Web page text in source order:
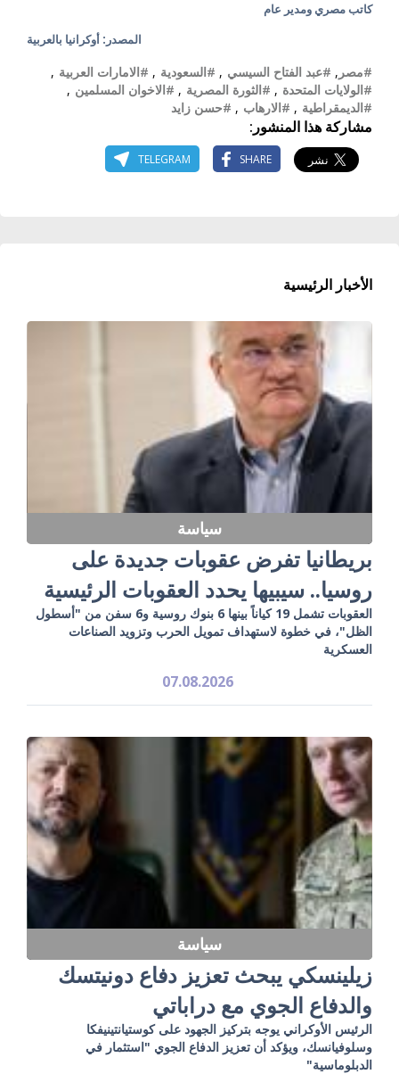
كاتب مصري ومدير عام
المصدر: أوكرانيا بالعربية
#مصر , #عبد الفتاح السيسي , #السعودية , #الامارات العربية ,
#الولايات المتحدة , #الثورة المصرية , #الاخوان المسلمين ,
#الديمقراطية , #الارهاب , #حسن زايد
مشاركة هذا المنشور:
SHARE
TELEGRAM
الأخبار الرئيسية
سياسة
بريطانيا تفرض عقوبات جديدة على
روسيا.. سيبيها يحدد العقوبات الرئيسية
العقوبات تشمل 19 كياناً بينها 6 بنوك روسية و6 سفن من "أسطول
الظل"، في خطوة لاستهداف تمويل الحرب وتزويد الصناعات
العسكرية
07.08.2026
سياسة
زيلينسكي يبحث تعزيز دفاع دونيتسك
والدفاع الجوي مع دراباتي
الرئيس الأوكراني يوجه بتركيز الجهود على كوستيانتينيفكا
وسلوفيانسك، ويؤكد أن تعزيز الدفاع الجوي "استثمار في
الدبلوماسية"